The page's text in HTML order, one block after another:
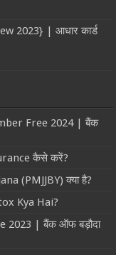
2023} | आधार कार्ड
Free 2024 | बैंक
कैसे करें?
(PMJJBY) क्या है?
Kya Hai?
2023 | बैंक ऑफ बड़ौदा